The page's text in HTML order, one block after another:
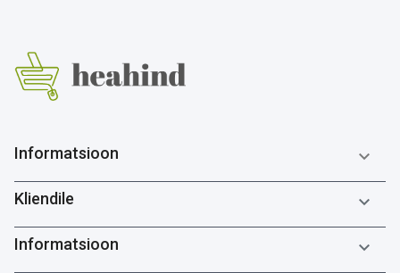
Informatsioon 
Kliendile 
Informatsioon 